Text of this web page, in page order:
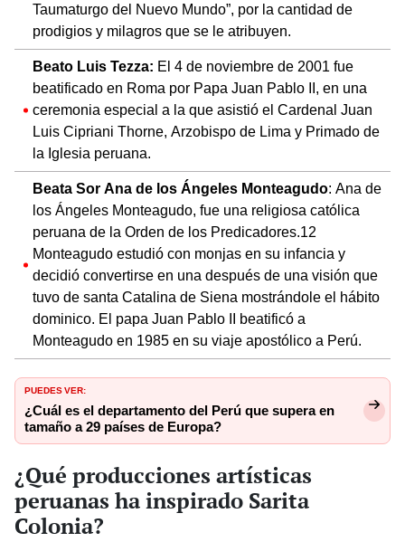
Taumaturgo del Nuevo Mundo”, por la cantidad de
prodigios y milagros que se le atribuyen.
Beato Luis Tezza: El 4 de noviembre de 2001 fue
beatificado en Roma por Papa Juan Pablo II, en una
ceremonia especial a la que asistió el Cardenal Juan
Luis Cipriani Thorne, Arzobispo de Lima y Primado de
la Iglesia peruana.
Beata Sor Ana de los Ángeles Monteagudo: Ana de
los Ángeles Monteagudo, fue una religiosa católica
peruana de la Orden de los Predicadores.12
Monteagudo estudió con monjas en su infancia y
decidió convertirse en una después de una visión que
tuvo de santa Catalina de Siena mostrándole el hábito
dominico. El papa Juan Pablo II beatificó a
Monteagudo en 1985 en su viaje apostólico a Perú.
PUEDES VER:
¿Cuál es el departamento del Perú que supera en
tamaño a 29 países de Europa?
¿Qué producciones artísticas
peruanas ha inspirado Sarita
Colonia?